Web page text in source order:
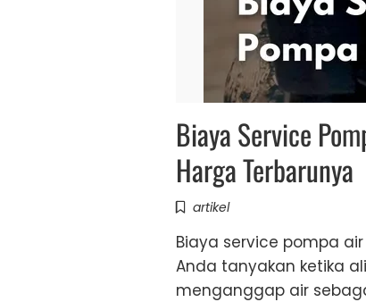
Biaya Service
Harga Terbarunya
artikel
Biaya service pompa
Anda tanyakan ketika
menganggap air